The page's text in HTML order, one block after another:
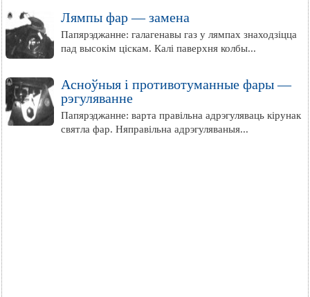
Лямпы фар — замена
Папярэджанне: галагенавы газ у лямпах знаходзіцца
пад высокім ціскам. Калі паверхня колбы...
Асноўныя і противотуманные фары —
рэгуляванне
Папярэджанне: варта правільна адрэгуляваць кірунак
святла фар. Няправільна адрэгуляваныя...